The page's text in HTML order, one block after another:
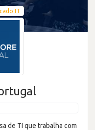
IT
de TI que trabalha com